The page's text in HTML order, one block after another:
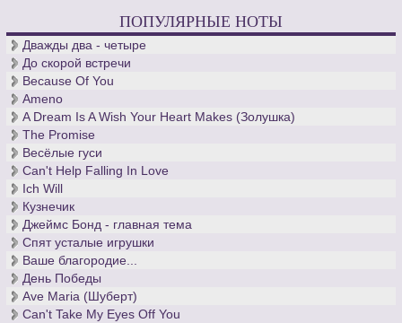
ПОПУЛЯРНЫЕ НОТЫ
Дважды два - четыре
До скорой встречи
Because Of You
Ameno
A Dream Is A Wish Your Heart Makes (Золушка)
The Promise
Весёлые гуси
Can't Help Falling In Love
Ich Will
Кузнечик
Джеймс Бонд - главная тема
Спят усталые игрушки
Ваше благородие...
День Победы
Ave Maria (Шуберт)
Can't Take My Eyes Off You